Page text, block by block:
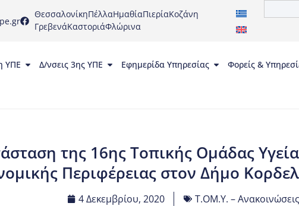
ΘεσσαλονίκηΠέλλαΗμαθίαΠιερίαΚοζάνη
ΓρεβενάΚαστοριάΦλώρινα
ΥΠΕ Δ/νσεις 3ης ΥΠΕ Εφημερίδα Υπηρεσίας Φορείς &
της 16ης Τοπικής Ομάδας
Περιφέρειας στον Δήμο
4 Δεκεμβρίου, 2020 Τ.ΟΜ.Υ. – Ανακοινώσεις